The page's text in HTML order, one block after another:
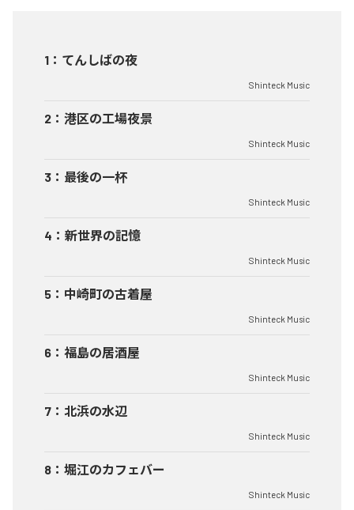
1 ： てんしばの夜
Shinteck Music
2 ： 港区の工場夜景
Shinteck Music
3 ： 最後の一杯
Shinteck Music
4 ： 新世界の記憶
Shinteck Music
5 ： 中崎町の古着屋
Shinteck Music
6 ： 福島の居酒屋
Shinteck Music
7 ： 北浜の水辺
Shinteck Music
8 ： 堀江のカフェバー
Shinteck Music